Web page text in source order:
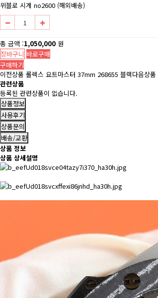
위블로 시계 no2600 (해외배송)
총 금액 :1,050,000 원
장바구니 바로구매
구매하기
이전상품 롤렉스 요트마스터 37mm 268655 블랙다음상품
관련상품
등록된 관련상품이 없습니다.
상품정보
사용후기
상품문의
배송/교환
상품 정보
상품 상세설명